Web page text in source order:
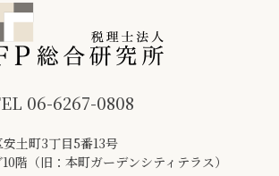
06-6267-0808
土町3丁目5番13号
階（旧：本町ガーデンシティテラス）